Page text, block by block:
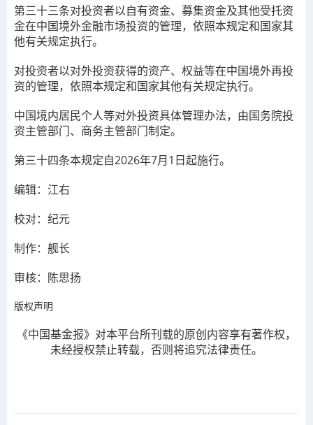
第三十三条对投资者以自有资金、募集资金及其他受托资
金在中国境外金融市场投资的管理，依照本规定和国家其
他有关规定执行。
对投资者以对外投资获得的资产、权益等在中国境外再投
资的管理，依照本规定和国家其他有关规定执行。
中国境内居民个人等对外投资具体管理办法，由国务院投
资主管部门、商务主管部门制定。
第三十四条本规定自2026年7月1日起施行。
编辑：江右
校对：纪元
制作：舰长
审核：陈思扬
版权声明
《中国基金报》对本平台所刊载的原创内容享有著作权，
未经授权禁止转载，否则将追究法律责任。